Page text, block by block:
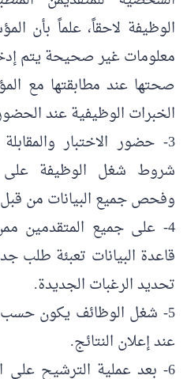
الوظيفة لاحقاً، علماً بأن
معلومات غير صحيحة يتم
صحتها عند مطابقتها مع
الخبرات الوظيفية عند
3- حضور الاختبار
شروط شغل الوظيفة على
وفحص جميع البيانات من قبل
4- على جميع المتقدمين
قاعدة البيانات تعبئة طلب
تحديد الرغبات الجديدة.
5- شغل الوظائف يكون حسب
عند إعلان النتائج.
6- بعد عملية الترشيح